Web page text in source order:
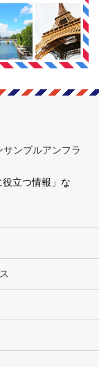
ンブルアンフラ
役立つ情報」な